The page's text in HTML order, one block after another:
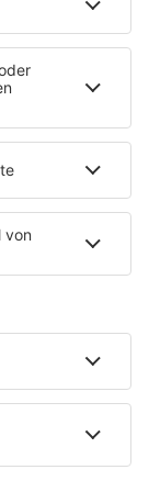
bietet es
dem …